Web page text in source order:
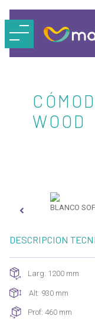
WOOD
BLANCO
DESCRIPCION
Larg: 1200 mm
Alt: 930 mm
Prof: 460 mm